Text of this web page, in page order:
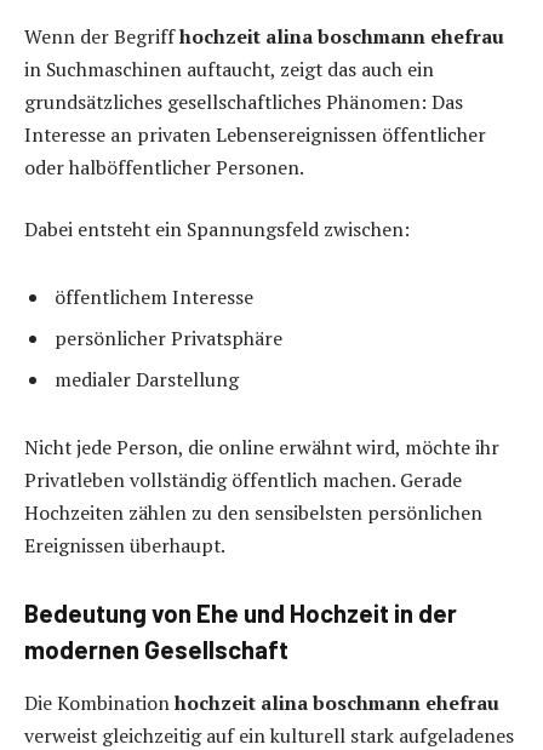
Wenn der Begriffhochzeit alina boschmann ehefrau
in Suchmaschinen auftaucht, zeigt das auch ein
grundsätzliches gesellschaftliches Phänomen: Das
Interesse an privaten Lebensereignissen öffentlicher
oder halböffentlicher Personen.
Dabei entsteht ein Spannungsfeld zwischen:
öffentlichem Interesse
persönlicher Privatsphäre
medialer Darstellung
Nicht jede Person, die online erwähnt wird, möchte ihr
Privatleben vollständig öffentlich machen. Gerade
Hochzeiten zählen zu den sensibelsten persönlichen
Ereignissen überhaupt.
Bedeutung von Ehe und Hochzeit in der
modernen Gesellschaft
Die Kombinationhochzeit alina boschmann ehefrau
verweist gleichzeitig auf ein kulturell stark aufgeladenes